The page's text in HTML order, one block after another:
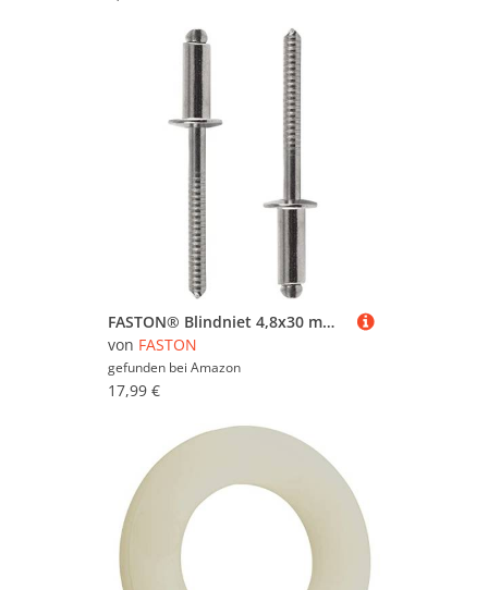
FASTON® Blindniet 4,8x30 mm mit Flachkopf Edelstahl A2 V2A (50 Stück) DIN 7337 Nieten Niet Popnieten Flachkopfnieten Rostfrei Blindniete Dichtblindniet
von FASTON
gefunden bei Amazon
17,99 €